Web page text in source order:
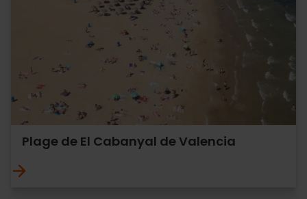
Plage de El Cabanyal de Valencia